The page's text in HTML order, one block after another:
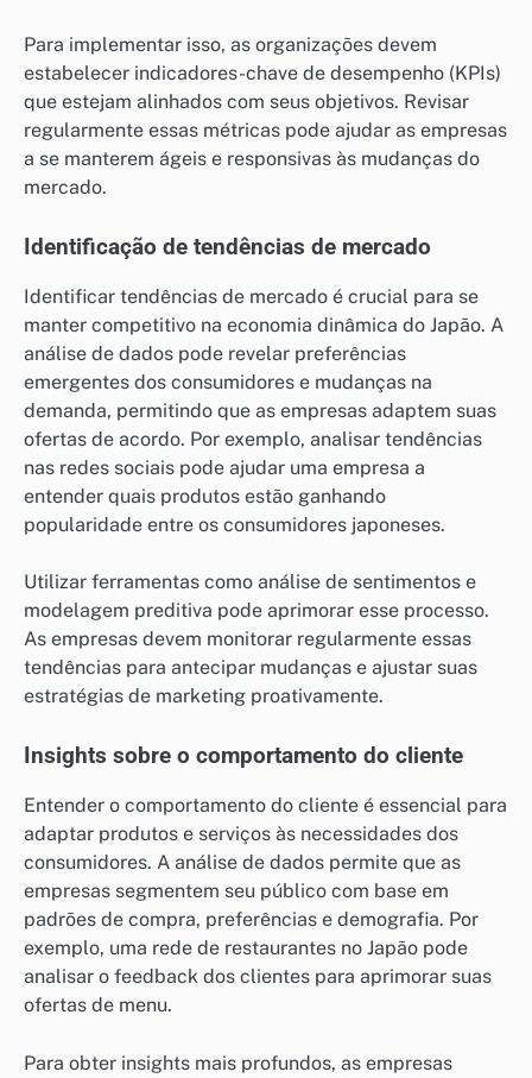
Para implementar isso, as organizações devem
estabelecer indicadores-chave de desempenho (KPIs)
que estejam alinhados com seus objetivos. Revisar
regularmente essas métricas pode ajudar as empresas
a se manterem ágeis e responsivas às mudanças do
mercado.
Identificação de tendências de mercado
Identificar tendências de mercado é crucial para se
manter competitivo na economia dinâmica do Japão. A
análise de dados pode revelar preferências
emergentes dos consumidores e mudanças na
demanda, permitindo que as empresas adaptem suas
ofertas de acordo. Por exemplo, analisar tendências
nas redes sociais pode ajudar uma empresa a
entender quais produtos estão ganhando
popularidade entre os consumidores japoneses.
Utilizar ferramentas como análise de sentimentos e
modelagem preditiva pode aprimorar esse processo.
As empresas devem monitorar regularmente essas
tendências para antecipar mudanças e ajustar suas
estratégias de marketing proativamente.
Insights sobre o comportamento do cliente
Entender o comportamento do cliente é essencial para
adaptar produtos e serviços às necessidades dos
consumidores. A análise de dados permite que as
empresas segmentem seu público com base em
padrões de compra, preferências e demografia. Por
exemplo, uma rede de restaurantes no Japão pode
analisar o feedback dos clientes para aprimorar suas
ofertas de menu.
Para obter insights mais profundos, as empresas